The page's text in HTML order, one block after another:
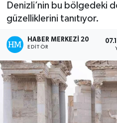
Denizli’nin bu bölgedeki
güzelliklerini tanıtıyor.
HABER MERKEZI 20
EDITÖR
ÖZEL HABER
DTO